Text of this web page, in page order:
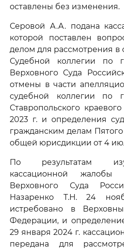
оставлены без изменения.
Серовой А.А. подана
которой поставлен
делом для рассмотрения в
Судебной коллегии по
Верховного Суда
отмены в части
судебной коллегии по
Ставропольского
2023 г. и определения
гражданским делам
общей юрисдикции от 4
По результатам
кассационной жалобы
Верховного Суда
Назаренко Т.Н. 24
истребовано в
Федерации, и
29 января 2024 г.
передана для